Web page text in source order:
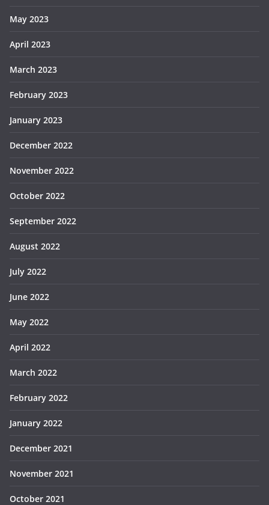
May 2023
April 2023
March 2023
February 2023
January 2023
December 2022
November 2022
October 2022
September 2022
August 2022
July 2022
June 2022
May 2022
April 2022
March 2022
February 2022
January 2022
December 2021
November 2021
October 2021